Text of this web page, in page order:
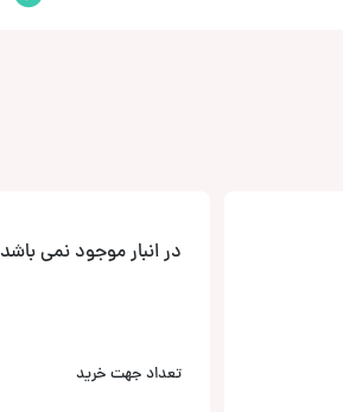
در انبار موجود نمی باشد
تعداد جهت خرید